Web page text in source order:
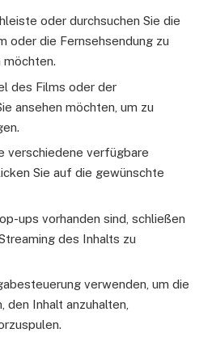
oder durchsuchen Sie die
oder die Fernsehsendung zu
möchten.
des Films oder der
ansehen möchten, um zu
verschiedene verfügbare
Sie auf die gewünschte
ups vorhanden sind, schließen
des Inhalts zu
verwenden, um die
den Inhalt anzuhalten,